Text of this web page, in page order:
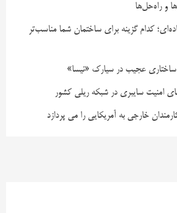
و راه‌حل‌ها
کدام گزینه برای ساختمان شما مناسب‌تر
عجیب در سیارک «نیسا»
امنیت سایبری در شبکه ریلی کشور
خارجی به آمریکایی را می پردازد